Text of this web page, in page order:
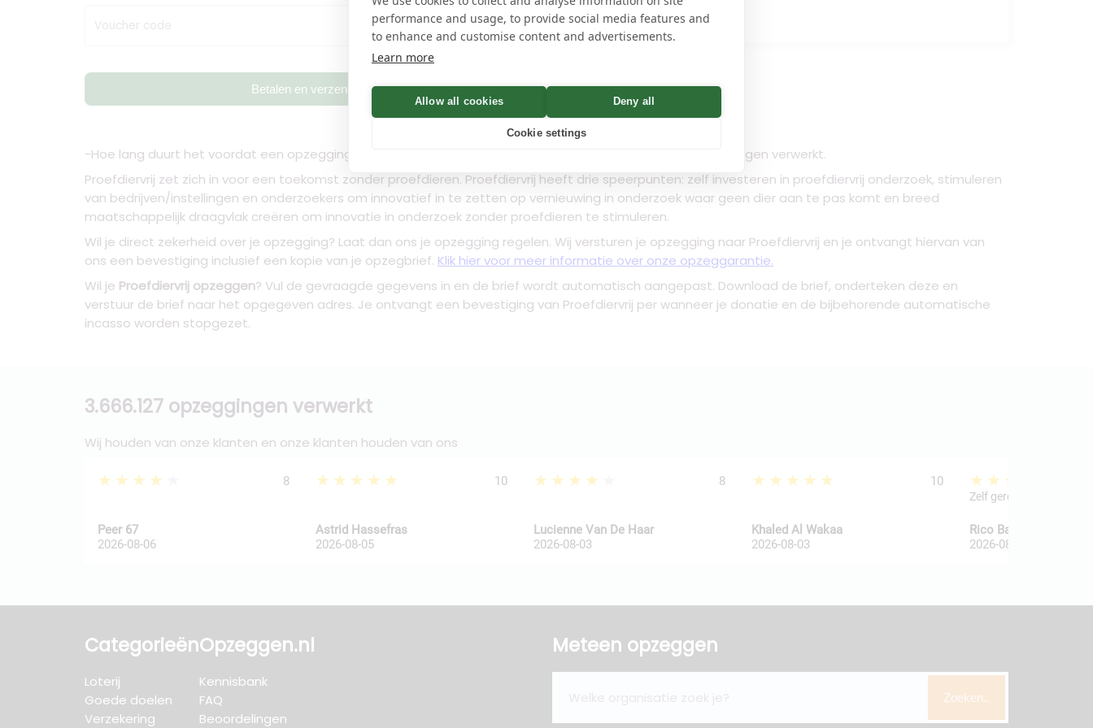
performance and usage, to provide social media features and
to enhance and customise content and advertisements.
Learn more
Allow all cookies Deny all
Cookie settings
Voucher code Controleren
Betalen en verzenden
name
-Hoe lang duurt het voordat een opzegging verwerkt is?
Een opzegging is doorgaans binnen maximaal 30 dagen verwerkt.
Proefdiervrij zet zich in voor een toekomst zonder proefdieren. Proefdiervrij heeft drie speerpunten: zelf investeren in proefdiervrij onderzoek, stimuleren
van bedrijven/instellingen en onderzoekers om innovatief in te zetten op vernieuwing in onderzoek waar geen dier aan te pas komt en breed
maatschappelijk draagvlak creëren om innovatie in onderzoek zonder proefdieren te stimuleren.
Wil je direct zekerheid over je opzegging? Laat dan ons je opzegging regelen. Wij versturen je opzegging naar Proefdiervrij en je ontvangt hiervan van
ons een bevestiging inclusief een kopie van je opzegbrief. Klik hier voor meer informatie over onze opzeggarantie.
Wil je Proefdiervrij opzeggen? Vul de gevraagde gegevens in en de brief wordt automatisch aangepast. Download de brief, onderteken deze en
verstuur de brief naar het opgegeven adres. Je ontvangt een bevestiging van Proefdiervrij per wanneer je donatie en de bijbehorende automatische
incasso worden stopgezet.
3.666.127 opzeggingen verwerkt
Wij houden van onze klanten en onze klanten houden van ons
★★★★★ 8
Peer 67
2026-08-06
★★★★★ 10
Astrid Hassefras
2026-08-05
★★★★★ 8
Lucienne Van De Haar
2026-08-03
★★★★★ 10
Khaled Al Wakaa
2026-08-03
★★★★★
Zelf geregeld
Rico Ballegooij van
2026-08-03
Categorieën
Loterij
Goede doelen
Verzekering
Opzeggen.nl
Kennisbank
FAQ
Beoordelingen
Meteen opzeggen
Zoeken..